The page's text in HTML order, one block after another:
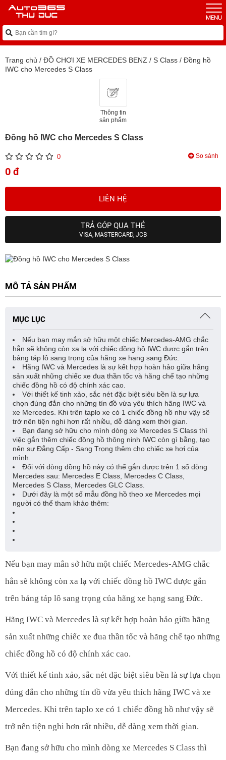
Trang chủ / ĐỒ CHƠI XE MERCEDES BENZ / S Class / Đồng hồ
IWC cho Mercedes S Class
Thông tin
sản phẩm
Đồng hồ IWC cho Mercedes S Class
0 So sánh
0 đ
LIÊN HỆ
TRẢ GÓP QUA THẺ
VISA, MASTERCARD, JCB
MÔ TẢ SẢN PHẨM
MỤC LỤC
Nếu bạn may mắn sở hữu một chiếc Mercedes-AMG chắc
hẳn sẽ không còn xa lạ với chiếc đồng hồ IWC được gắn trên
bảng táp lô sang trọng của hãng xe hạng sang Đức.
Hãng IWC và Mercedes là sự kết hợp hoàn hảo giữa hãng
sản xuất những chiếc xe đua thần tốc và hãng chế tạo những
chiếc đồng hồ có độ chính xác cao.
Với thiết kế tinh xảo, sắc nét đặc biệt siêu bền là sự lựa
chọn đúng đắn cho những tín đồ vừa yêu thích hãng IWC và
xe Mercedes. Khi trên taplo xe có 1 chiếc đồng hồ như vậy sẽ
trở nên tiện nghi hơn rất nhiều, dễ dàng xem thời gian.
Bạn đang sở hữu cho mình dòng xe Mercedes S Class thì
việc gắn thêm chiếc đồng hồ thông ninh IWC còn gì bằng, tạo
nên sự Đẳng Cấp - Sang Trọng thêm cho chiếc xe hơi của
mình.
Đối với dòng đồng hồ này có thể gắn được trên 1 số dòng
Mercedes sau: Mercedes E Class, Mercedes C Class,
Mercedes S Class, Mercedes GLC Class.
Dưới đây là một số mẫu đồng hồ theo xe Mercedes mọi
người có thể tham khảo thêm:
Nếu bạn may mắn sở hữu một chiếc Mercedes-AMG chắc
hẳn sẽ không còn xa lạ với chiếc đồng hồ IWC được gắn
trên bảng táp lô sang trọng của hãng xe hạng sang Đức.
Hãng IWC và Mercedes là sự kết hợp hoàn hảo giữa hãng
sản xuất những chiếc xe đua thần tốc và hãng chế tạo những
chiếc đồng hồ có độ chính xác cao.
Với thiết kế tinh xảo, sắc nét đặc biệt siêu bền là sự lựa chọn
đúng đắn cho những tín đồ vừa yêu thích hãng IWC và xe
Mercedes. Khi trên taplo xe có 1 chiếc đồng hồ như vậy sẽ
trở nên tiện nghi hơn rất nhiều, dễ dàng xem thời gian.
Bạn đang sở hữu cho mình dòng xe Mercedes S Class thì